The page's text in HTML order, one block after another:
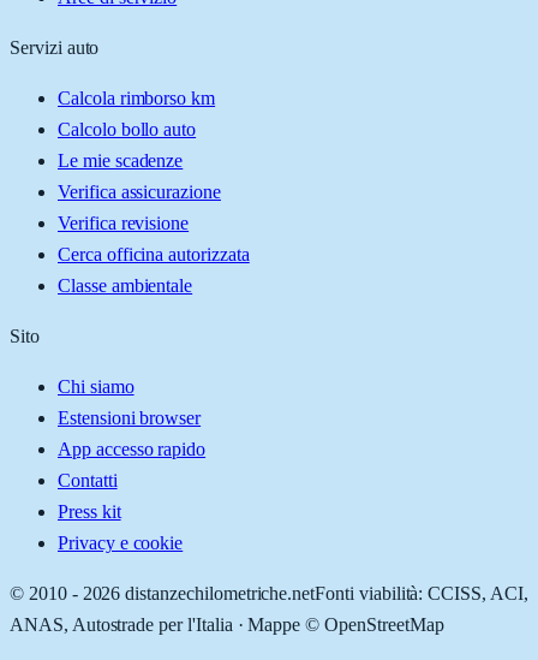
Servizi auto
Calcola rimborso km
Calcolo bollo auto
Le mie scadenze
Verifica assicurazione
Verifica revisione
Cerca officina autorizzata
Classe ambientale
Sito
Chi siamo
Estensioni browser
App accesso rapido
Contatti
Press kit
Privacy e cookie
© 2010 - 2026 distanzechilometriche.netFonti viabilità: CCISS, ACI,
ANAS, Autostrade per l'Italia · Mappe © OpenStreetMap